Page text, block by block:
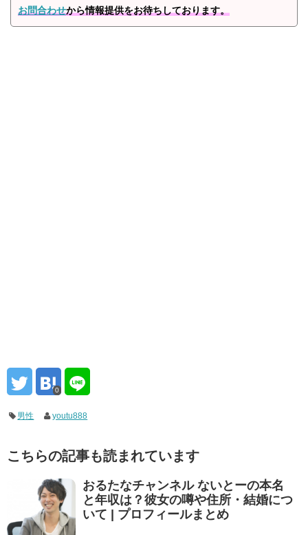
お問合わせから情報提供をお待ちしております。
0
男性 youtu888
こちらの記事も読まれています
おるたなチャンネル ないとーの本名
と年収は？彼女の噂や住所・結婚につ
いて | プロフィールまとめ